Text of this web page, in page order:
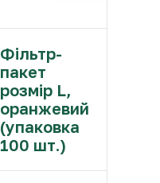
Фільтр-
пакет
розмір L,
оранжевий
(упаковка
100 шт.)